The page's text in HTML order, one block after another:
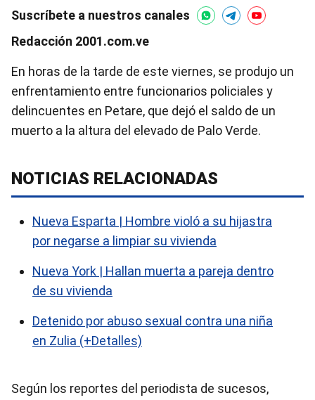
Suscríbete a nuestros canales
Redacción 2001.com.ve
En horas de la tarde de este viernes, se produjo un
enfrentamiento entre funcionarios policiales y
delincuentes en Petare, que dejó el saldo de un
muerto a la altura del elevado de Palo Verde.
NOTICIAS RELACIONADAS
Nueva Esparta | Hombre violó a su hijastra
por negarse a limpiar su vivienda
Nueva York | Hallan muerta a pareja dentro
de su vivienda
Detenido por abuso sexual contra una niña
en Zulia (+Detalles)
Según los reportes del periodista de sucesos,